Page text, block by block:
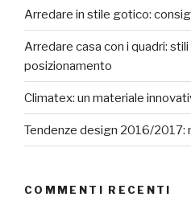
Arredare in stile gotico:
Arredare casa con i quadri:
posizionamento
Climatex: un materiale
Tendenze design 2016/2017:
COMMENTI RECENTI